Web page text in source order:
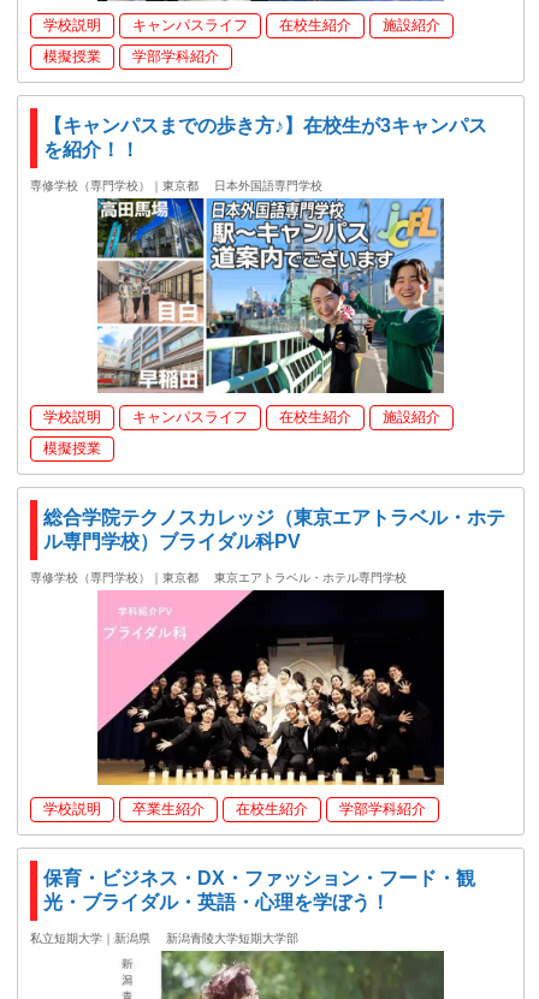
学校説明 キャンパスライフ 在校生紹介
施設紹介
模擬授業
学部学科紹介
【キャンパスまでの歩き方♪】在校生が3キャンパス
を紹介！！
専修学校（専門学校）｜東京都 日本外国語専門学校
学校説明 キャンパスライフ 在校生紹介
施設紹介
模擬授業
総合学院テクノスカレッジ（東京エアトラベル・ホテ
ル専門学校）ブライダル科PV
専修学校（専門学校）｜東京都 東京エアトラベル・ホテル専門学校
学校説明 卒業生紹介 在校生紹介 学部学科紹介
保育・ビジネス・DX・ファッション・フード・観
光・ブライダル・英語・心理を学ぼう！
私立短期大学｜新潟県 新潟青陵大学短期大学部